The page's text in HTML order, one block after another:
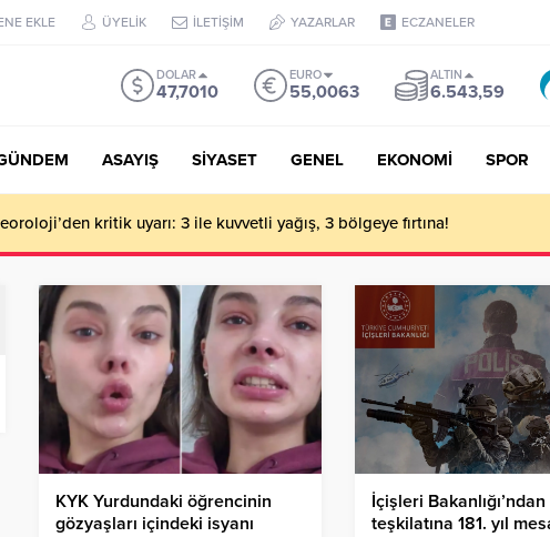
EKLE ÜYELİK İLETİŞİM YAZARLAR ECZANELER
DOLAR
47,7010
EURO
55,0063
ALTIN
6.543,59
ASAYIŞ SİYASET GENEL EKONOMİ SPOR
kritik uyarı: 3 ile kuvvetli yağış, 3 bölgeye fırtına!
KYK Yurdundaki öğrencinin
gözyaşları içindeki isyanı
İçişleri
teşkilatına 181. yıl